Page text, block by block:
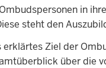
in
steht den
Ziel der
über die